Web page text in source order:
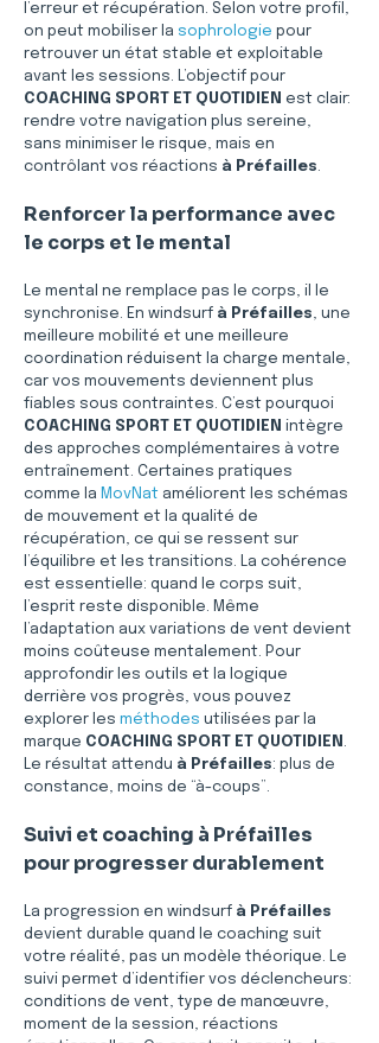
l’erreur et récupération. Selon votre profil,
on peut mobiliser la sophrologie pour
retrouver un état stable et exploitable
avant les sessions. L’objectif pour
COACHING SPORT ET QUOTIDIEN est clair:
rendre votre navigation plus sereine,
sans minimiser le risque, mais en
contrôlant vos réactions à Préfailles.
Renforcer la performance avec
le corps et le mental
Le mental ne remplace pas le corps, il le
synchronise. En windsurf à Préfailles, une
meilleure mobilité et une meilleure
coordination réduisent la charge mentale,
car vos mouvements deviennent plus
fiables sous contraintes. C’est pourquoi
COACHING SPORT ET QUOTIDIEN intègre
des approches complémentaires à votre
entraînement. Certaines pratiques
comme la MovNat améliorent les schémas
de mouvement et la qualité de
récupération, ce qui se ressent sur
l’équilibre et les transitions. La cohérence
est essentielle: quand le corps suit,
l’esprit reste disponible. Même
l’adaptation aux variations de vent devient
moins coûteuse mentalement. Pour
approfondir les outils et la logique
derrière vos progrès, vous pouvez
explorer les méthodes utilisées par la
marque COACHING SPORT ET QUOTIDIEN .
Le résultat attendu à Préfailles: plus de
constance, moins de “à-coups”.
Suivi et coaching à Préfailles
pour progresser durablement
La progression en windsurf à Préfailles
devient durable quand le coaching suit
votre réalité, pas un modèle théorique. Le
suivi permet d’identifier vos déclencheurs:
conditions de vent, type de manœuvre,
moment de la session, réactions